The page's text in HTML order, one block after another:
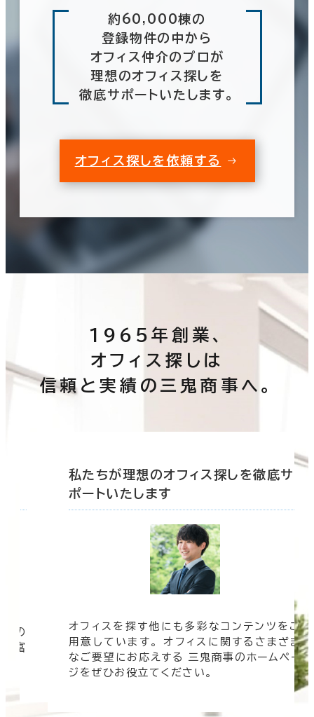
約60,000棟の
登録物件の中から
オフィス仲介のプロが
理想のオフィス探しを
徹底サポートいたします。
オフィス探しを依頼する
1965年創業、
オフィス探しは
信頼と実績の三鬼商事へ。
の
豊富
私たちが理想のオフィス探しを徹底サ
ポートいたします
オフィスを探す他にも多彩なコンテンツをご
用意しています。 オフィスに関するさまざま
なご要望にお応えする 三鬼商事のホームペー
ジをぜひお役立てください。